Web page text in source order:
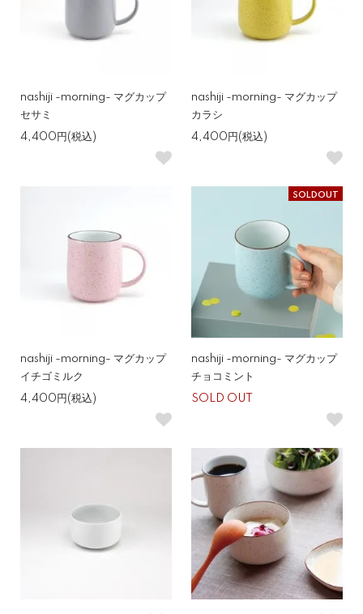
nashiji -morning- マグカップ
セサミ
4,400円(税込)
nashiji -morning- マグカップ
カラシ
4,400円(税込)
nashiji -morning- マグカップ
イチゴミルク
4,400円(税込)
SOLDOUT
nashiji -morning- マグカップ
チョコミント
SOLD OUT